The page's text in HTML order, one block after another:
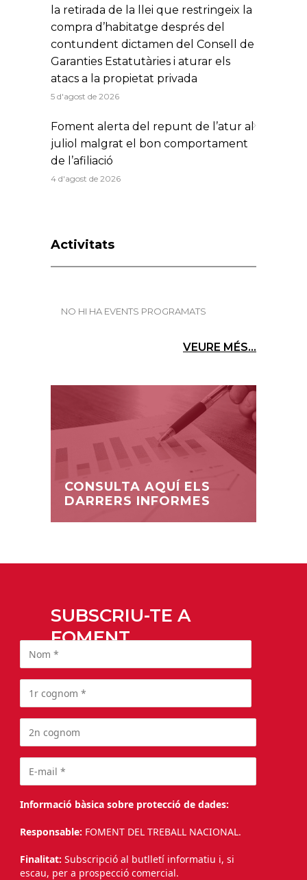
la retirada de la llei que restringeix la
compra d’habitatge després del
contundent dictamen del Consell de
Garanties Estatutàries i aturar els
atacs a la propietat privada
5 d'agost de 2026
Foment alerta del repunt de l’atur al
juliol malgrat el bon comportament
de l’afiliació
4 d'agost de 2026
Activitats
NO HI HA EVENTS PROGRAMATS
VEURE MÉS...
CONSULTA AQUÍ ELS
DARRERS INFORMES
SUBSCRIU-TE A
FOMENT
Informació bàsica sobre protecció de dades:
Responsable: FOMENT DEL TREBALL NACIONAL.
Finalitat: Subscripció al butlletí informatiu i, si
escau, per a prospecció comercial.